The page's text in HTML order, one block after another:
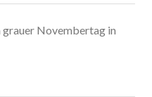
Novembertag in